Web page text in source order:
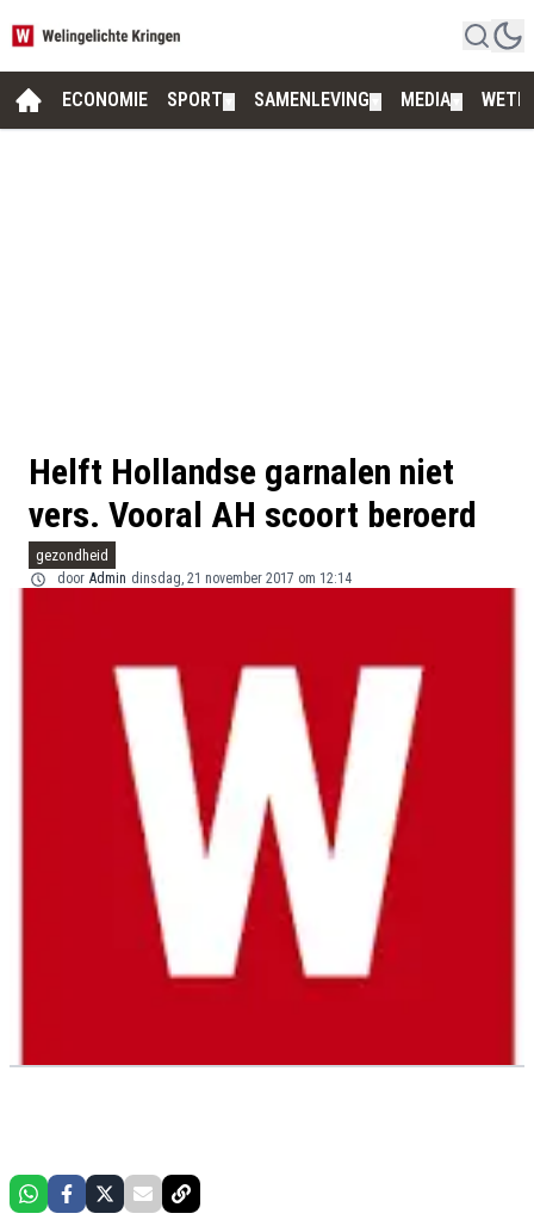
ECONOMIE SPORT SAMENLEVING MEDIA
Helft Hollandse garnalen niet
vers. Vooral AH scoort beroerd
gezondheid
door Admin dinsdag, 21 november 2017 om 12:14